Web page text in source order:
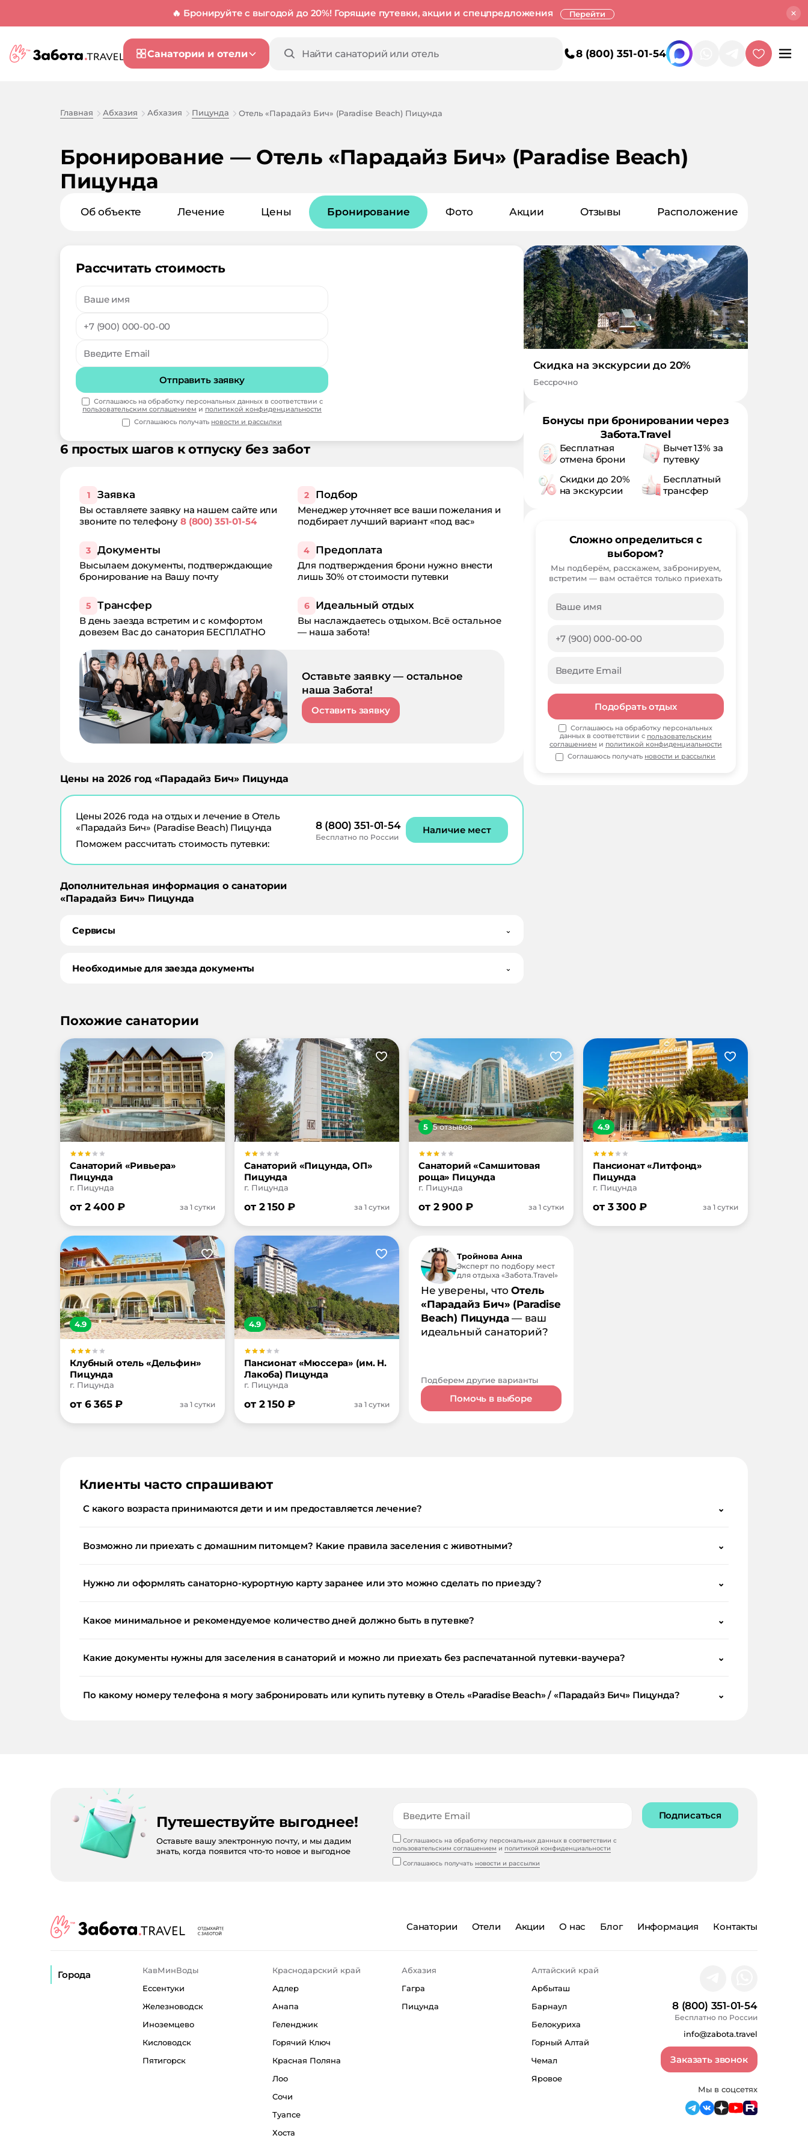
🔥 Бронируйте с выгодой до 20%! Горящие путевки, акции и спецпредложения Перейти
Санатории и отели 8 (800) 351-01-54
Главная Абхазия Абхазия Пицунда Отель «Парадайз Бич» (Paradise Beach) Пицунда
Бронирование — Отель «Парадайз Бич» (Paradise Beach)
Пицунда
Об объекте Лечение Цены Бронирование Фото Акции Отзывы Расположение
Рассчитать стоимость
Отправить заявку
Соглашаюсь на обработку персональных данных в соответствии с
пользовательским соглашением и политикой конфиденциальности
Соглашаюсь получать новости и рассылки
6 простых шагов к отпуску без забот
1 Заявка
Вы оставляете заявку на нашем сайте или
звоните по телефону8 (800) 351-01-54
2 Подбор
Менеджер уточняет все ваши пожелания и
подбирает лучший вариант «под вас»
3 Документы
Высылаем документы, подтверждающие
бронирование на Вашу почту
4 Предоплата
Для подтверждения брони нужно внести
лишь 30% от стоимости путевки
5 Трансфер
В день заезда встретим и с комфортом
довезем Вас до санатория БЕСПЛАТНО
6 Идеальный отдых
Вы наслаждаетесь отдыхом. Всё остальное
— наша забота!
Оставьте заявку — остальное
наша Забота!
Оставить заявку
Цены на 2026 год «Парадайз Бич» Пицунда
Цены2026года на отдых и лечение в Отель
«Парадайз Бич» (Paradise Beach) Пицунда
Поможем рассчитать стоимость путевки:
8 (800) 351-01-54
Бесплатно по России
Наличие мест
Дополнительная информация о санатории
«Парадайз Бич» Пицунда
Сервисы ⌄
Необходимые для заезда документы ⌄
Скидка на экскурсии до 20%
Бессрочно
Бонусы при бронировании через
Забота.Travel
Бесплатная
отмена брони
Вычет 13% за
путевку
Скидки до 20%
на экскурсии
Бесплатный
трансфер
Сложно определиться с
выбором?
Мы подберём, расскажем, забронируем,
встретим — вам остаётся только приехать
Подобрать отдых
Соглашаюсь на обработку персональных
данных в соответствии с пользовательским
соглашением и политикой конфиденциальности
Соглашаюсь получать новости и рассылки
Похожие санатории
Санаторий «Ривьера»
Пицунда
г. Пицунда
от 2 400 ₽ за 1 сутки
Санаторий «Пицунда, ОП»
Пицунда
г. Пицунда
от 2 150 ₽ за 1 сутки
5 5отзывов
Санаторий «Самшитовая
роща» Пицунда
г. Пицунда
от 2 900 ₽ за 1 сутки
4.9
Пансионат «Литфонд»
Пицунда
г. Пицунда
от 3 300 ₽ за 1 сутки
4.9
Клубный отель «Дельфин»
Пицунда
г. Пицунда
от 6 365₽ за 1 сутки
4.9
Пансионат «Мюссера» (им. Н.
Лакоба) Пицунда
г. Пицунда
от 2 150 ₽ за 1 сутки
Тройнова Анна
Эксперт по подбору мест
для отдыха «Забота.Travel»
Не уверены, чтоОтель
«Парадайз Бич» (Paradise
Beach) Пицунда— ваш
идеальный санаторий?
Подберем другие варианты
Помочь в выборе
Клиенты часто спрашивают
С какого возраста принимаются дети и им предоставляется лечение? ⌄
Возможно ли приехать с домашним питомцем? Какие правила заселения с животными? ⌄
Нужно ли оформлять санаторно-курортную карту заранее или это можно сделать по приезду? ⌄
Какое минимальное и рекомендуемое количество дней должно быть в путевке? ⌄
Какие документы нужны для заселения в санаторий и можно ли приехать без распечатанной путевки-ваучера? ⌄
По какому номеру телефона я могу забронировать или купить путевку в Отель «Paradise Beach» / «Парадайз Бич» Пицунда? ⌄
Путешествуйте выгоднее!
Оставьте вашу электронную почту, и мы дадим
знать, когда появится что-то новое и выгодное
Соглашаюсь на обработку персональных данных в соответствии с
пользовательским соглашением и политикой конфиденциальности
Соглашаюсь получать новости и рассылки
Подписаться
Санатории Отели Акции О нас Блог Информация Контакты
Города
КавМинВоды
Ессентуки
Железноводск
Иноземцево
Кисловодск
Пятигорск
Краснодарский край
Адлер
Анапа
Геленджик
Горячий Ключ
Красная Поляна
Лоо
Сочи
Туапсе
Хоста
Абхазия
Гагра
Пицунда
Алтайский край
Арбыташ
Барнаул
Белокуриха
Горный Алтай
Чемал
Яровое
8 (800) 351-01-54
Бесплатно по России
info@zabota.travel
Заказать звонок
Мы в соцсетях